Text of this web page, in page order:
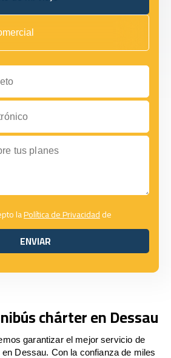
planes
laPolítica de Privacidadde
ENVIAR
ENVIAR
chárter en Dessau
garantizar el mejor servicio de
Dessau. Con la confianza de miles